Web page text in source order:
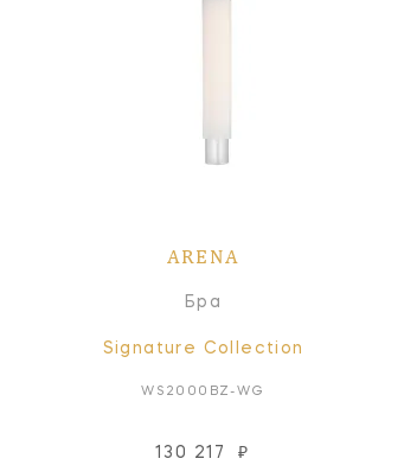
ARENA
Бра
Signature Collection
WS2000BZ-WG
130 217 ₽